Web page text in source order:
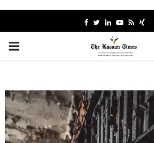
Facebook
TwitterLinkedinYoutube
RssXing
PRIMARY